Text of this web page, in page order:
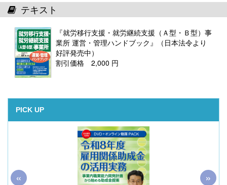
テキスト
『就労移行支援・就労継続支援（Ａ型・Ｂ型）事
業所 運営・管理ハンドブック』（日本法令より
好評発売中）
割引価格 2,000 円
PICK UP
« »